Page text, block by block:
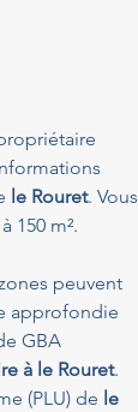
le Rouret. Vous
150 m².
peuvent
approfondie
GBA
à le Rouret.
(PLU) de le